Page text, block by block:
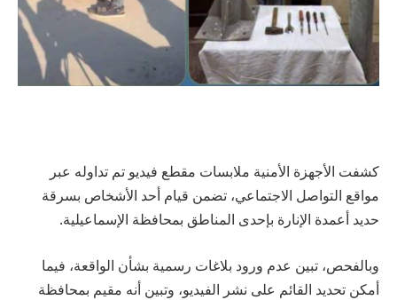
كشفت الأجهزة الأمنية ملابسات مقطع فيديو تم تداوله عبر
مواقع التواصل الاجتماعي، تضمن قيام أحد الأشخاص بسرقة
حديد أعمدة الإنارة بإحدى المناطق بمحافظة الإسماعيلية.
وبالفحص، تبين عدم ورود بلاغات رسمية بشأن الواقعة، فيما
أمكن تحديد القائم على نشر الفيديو، وتبين أنه مقيم بمحافظة